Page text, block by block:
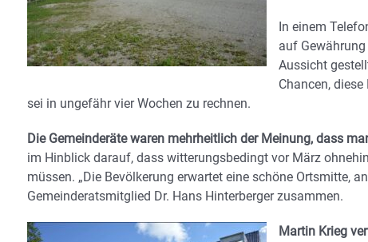
In einem
auf
Aussicht
Chancen,
sei in ungefähr vier Wochen zu rechnen.
Die Gemeinderäte waren mehrheitlich der Meinung, dass
im Hinblick darauf, dass witterungsbedingt vor März
müssen. „Die Bevölkerung erwartet eine schöne Ortsmitte,
Gemeinderatsmitglied Dr. Hans Hinterberger zusammen.
Martin Krieg